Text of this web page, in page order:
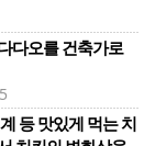
다오를 건축가로
등 맛있게 먹는 치